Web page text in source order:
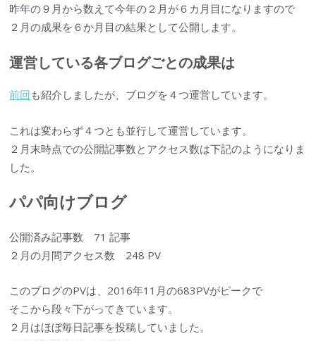
昨年の９月から数えて今年の２月が６カ月目になりますので
２月の成果を６か月目の結果として公開します。
運営している各ブログごとの成果は
前回 も紹介しましたが、ブログを４つ運営しています。
これは変わらず４つとも並行して運営しています。
２月末時点での公開記事数とアクセス数は下記のようになりま
した。
パパ向けブログ
公開済み記事数 71 記事
２月の月間アクセス数 248 PV
このブログのPVは、2016年11月の683PVがピークで
そこから段々下がってきています。
２月はほぼ毎日記事を投稿していました。